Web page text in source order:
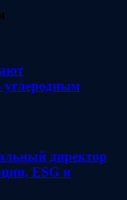
директор
ESG и